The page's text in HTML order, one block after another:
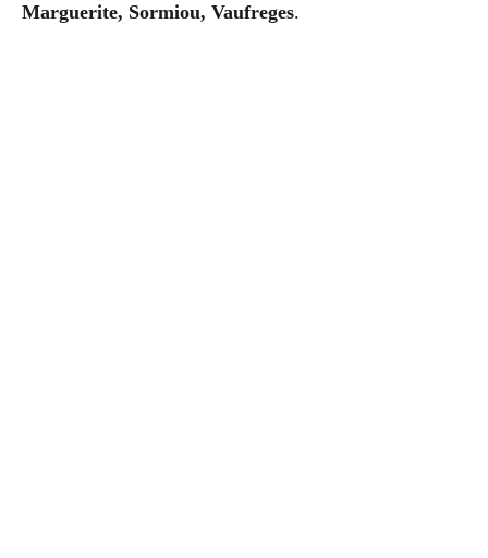
Marguerite, Sormiou, Vaufreges.